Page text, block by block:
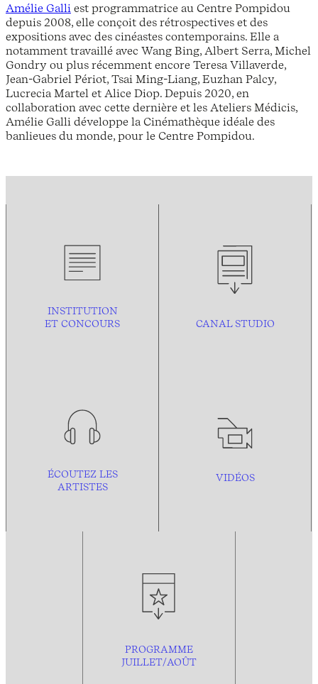
Amélie Galli est programmatrice au Centre Pompidou
depuis 2008, elle conçoit des rétrospectives et des
expositions avec des cinéastes contemporains. Elle a
notamment travaillé avec Wang Bing, Albert Serra, Michel
Gondry ou plus récemment encore Teresa Villaverde,
Jean-Gabriel Périot, Tsai Ming-Liang, Euzhan Palcy,
Lucrecia Martel et Alice Diop. Depuis 2020, en
collaboration avec cette dernière et les Ateliers Médicis,
Amélie Galli développe la Cinémathèque idéale des
banlieues du monde, pour le Centre Pompidou.
INSTITUTION
ET CONCOURS
CANAL STUDIO
ÉCOUTEZ LES
ARTISTES
VIDÉOS
PROGRAMME
JUILLET/AOÛT